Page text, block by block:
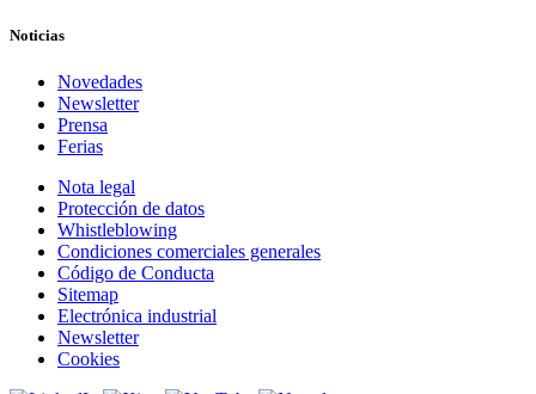
Noticias
Novedades
Newsletter
Prensa
Ferias
Nota legal
Protección de datos
Whistleblowing
Condiciones comerciales generales
Código de Conducta
Sitemap
Electrónica industrial
Newsletter
Cookies